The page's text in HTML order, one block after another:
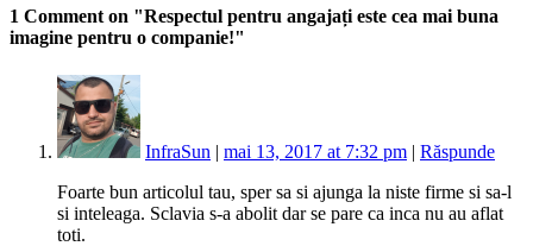
1 Comment on "Respectul pentru angajați este cea mai buna
imagine pentru o companie!"
InfraSun | mai 13, 2017 at 7:32 pm | Răspunde
Foarte bun articolul tau, sper sa si ajunga la niste firme si sa-l
si inteleaga. Sclavia s-a abolit dar se pare ca inca nu au aflat
toti.